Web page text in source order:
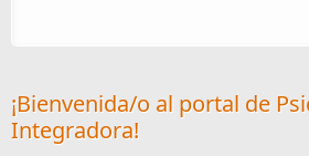
¡Bienvenida/o al portal de
Integradora!